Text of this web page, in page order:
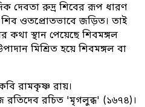
দেবতা রুদ্র শিবের রূপ ধারণ
শিব ওতপ্রোতভাবে জড়িত। তাই
কথা স্থান পেয়েছে শিবমঙ্গল
মিশ্রিত হয়ে শিবমঙ্গল বা
রামকৃষ্ণ রায়।
রতিদেব রচিত 'মৃগলুব্ধ' (১৬৭৪)।